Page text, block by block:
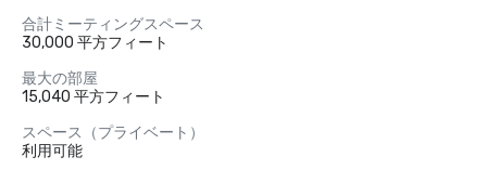
合計ミーティングスペース
30,000 平方フィート
最大の部屋
15,040 平方フィート
スペース（プライベート）
利用可能